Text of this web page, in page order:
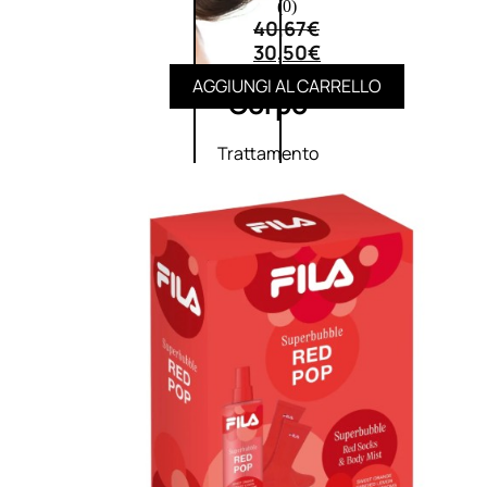
Corpo
Trattamento
Trattamento
mani e piedi
Trattamento
unghie
Trattamento
anticellulite
Cofanetti
trattamento
corpo
(0)
40,67€
30,50€
AGGIUNGI AL CARRELLO